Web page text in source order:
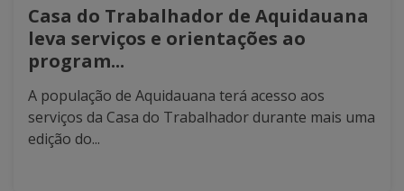
Casa do Trabalhador de Aquidauana
leva serviços e orientações ao
program...
A população de Aquidauana terá acesso aos
serviços da Casa do Trabalhador durante mais uma
edição do...